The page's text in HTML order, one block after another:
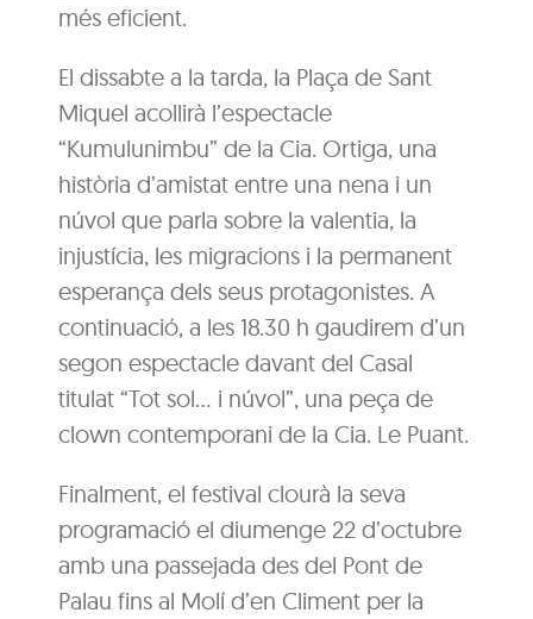
més eficient.
El dissabte a la tarda, la Plaça de Sant
Miquel acollirà l’espectacle
“Kumulunimbu” de la Cia. Ortiga, una
història d’amistat entre una nena i un
núvol que parla sobre la valentia, la
injustícia, les migracions i la permanent
esperança dels seus protagonistes. A
continuació, a les 18.30 h gaudirem d’un
segon espectacle davant del Casal
titulat “Tot sol… i núvol”, una peça de
clown contemporani de la Cia. Le Puant.
Finalment, el festival clourà la seva
programació el diumenge 22 d’octubre
amb una passejada des del Pont de
Palau fins al Molí d’en Climent per la